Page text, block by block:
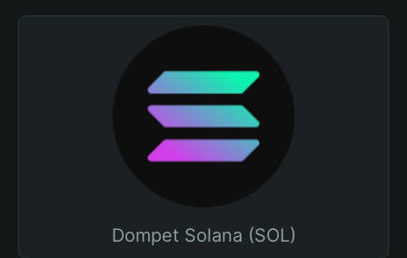
Dompet Solana (SOL)